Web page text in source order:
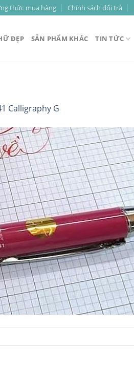
thức mua hàng Chính sách đổi trả
ĐẸP SẢN PHẨM KHÁC TIN TỨC
Calligraphy G